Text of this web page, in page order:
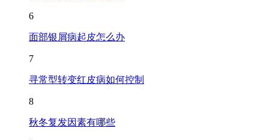
6
面部银屑病起皮怎么办
7
寻常型转变红皮病如何控制
8
秋冬复发因素有哪些